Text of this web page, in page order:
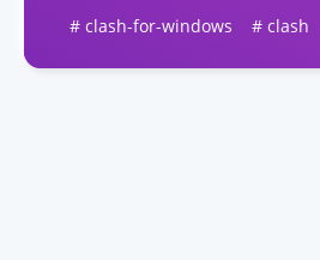
clash-for-windows clash